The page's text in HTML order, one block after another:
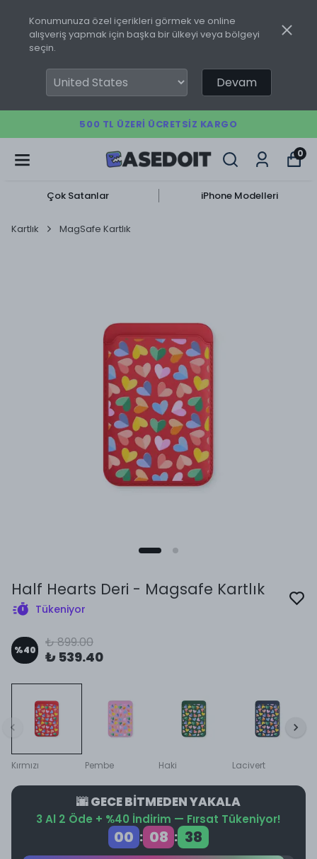
Konumunuza özel içerikleri görmek ve online
alışveriş yapmak için başka bir ülkeyi veya bölgeyi
seçin.
Devam
500 TL ÜZERI ÜCRETSIZ KARGO
0
Çok Satanlar iPhone Modelleri
Kartlık MagSafe Kartlık
Half Hearts Deri - Magsafe Kartlık
Tükeniyor
%40 ₺ 899.00
₺ 539.40
Kırmızı Pembe Haki Lacivert
🌆 GECE BİTMEDEN YAKALA
3 Al 2 Öde + %40 İndirim — Fırsat Tükeniyor!
00 : 08 : 38